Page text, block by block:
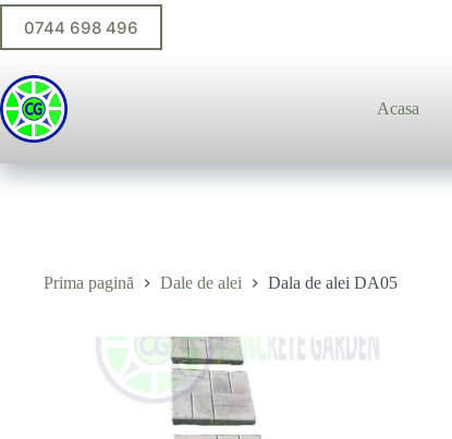
Sari
conținut
0744 698 496
Acasa
Prima pagină Dale de alei Dala de alei DA05